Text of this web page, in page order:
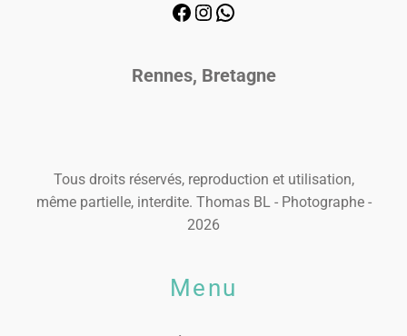
Rennes, Bretagne
Tous droits réservés, reproduction et utilisation,
même partielle, interdite. Thomas BL - Photographe -
2026
Menu